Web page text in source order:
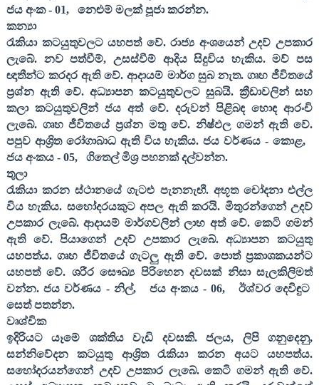
ජය අංක - 01,
නෙළුම් මලක් පූජා කරන්න.
කන්‍යා
රැකියා කටයුතුවලට යහපත් වේ. රාජ්‍ය අංශයෙන් උදව් උපකාර
ලැබේ. නව පත්වීම්, උසස්වීම් ආදිය සිදුවිය හැකිය. මව් පස
ඥාතීන්ට කරදර ඇති වේ. ආදායම් මාර්ග සුබ නැත. ගෘහ ජීවිතයේ
ප්‍රශ්න ඇති වේ. අධ්‍යාපන කටයුතුවලට සුබයි. ක්‍රීඩාවලින් සහ
කලා කටයුතුවලින් ජය අත් වේ. දරුවන් පිළිබඳ හොඳ ආරංචි
ලැබේ. ගෘහ ජීවිතයේ ප්‍රශ්න මතු වේ. නිෂ්ඵල ගමන් ඇති වේ.
පපුව ආශ්‍රිත රෝගාබාධ ඇති විය හැකිය. ජය වර්ණය - කොළ,
ජය අංකය - 05,
ගිතෙල් මිශ්‍ර පහනක් දල්වන්න.
තුලා
රැකියා කරන ස්ථානයේ ගැටළු පැනනැඟී. අභූත චෝදනා එල්ල
විය හැකිය. සහෝදරයකුට අපල ඇති කරයි. මිතුරන්ගෙන් උදව්
උපකාර ලැබේ. ආදායම් මාර්ගවලින් ලාභ අත් වේ. කෙටි ගමන්
ඇති වේ. පියාගෙන් උදව් උපකාර ලැබේ. අධ්‍යාපන කටයුතු
යහපත්ය. ගෘහ ජීවිතයේ ගැටලු ඇති වේ. පොත් ප්‍රකාශකයන්ට
යහපත් වේ. ශරීර සෞඛ්‍ය පිරිහෙන දවසක් නිසා සැලකිලිමත්
වන්න. ජය වර්ණය - නිල්, ජය අංකය -06,
ඊශ්වර දෙවිඳුට
සෙත් පතන්න.
වෘශ්චික
ඉදිරියට යෑමේ ශක්තිය වැඩි දවසකි. ජලය, ලිපි ගනුදෙනු,
සන්නිවේදන කටයුතු ආශ්‍රිත රැකියා කරන අයට යහපත්ය.
සහෝදරයන්ගෙන් උදව් උපකාර ලැබේ. කෙටි ගමන් ඇති වේ.